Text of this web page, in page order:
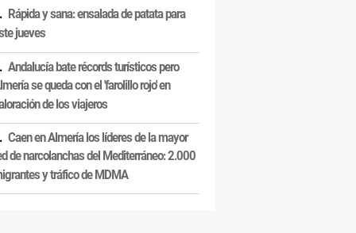
Rápida y sana: ensalada de patata para
jueves
Andalucía bate récords turísticos pero
se queda con el 'farolillo rojo' en
de los viajeros
Caen en Almería los líderes de la mayor
de narcolanchas del Mediterráneo: 2.000
y tráfico de MDMA